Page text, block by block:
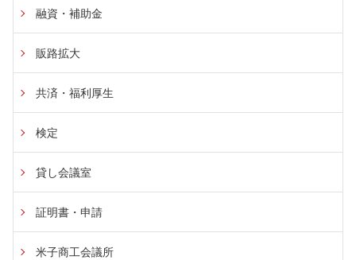
融資・補助金
販路拡大
共済・福利厚生
検定
貸し会議室
証明書・申請
米子商工会議所